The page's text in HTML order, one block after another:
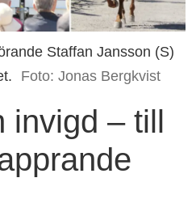
Staffan Jansson (S)
Foto: Jonas Bergkvist
invigd – till